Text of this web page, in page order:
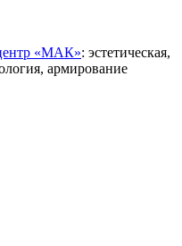
«МАК»: эстетическая,
армирование